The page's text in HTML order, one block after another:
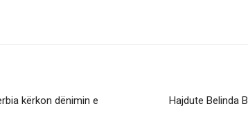
kërkon dënimin e
Hajdute Belinda